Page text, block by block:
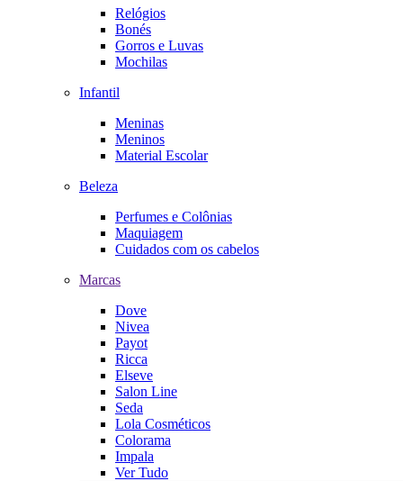
Relógios
Bonés
Gorros e Luvas
Mochilas
Infantil
Meninas
Meninos
Material Escolar
Beleza
Perfumes e Colônias
Maquiagem
Cuidados com os cabelos
Marcas
Dove
Nivea
Payot
Ricca
Elseve
Salon Line
Seda
Lola Cosméticos
Colorama
Impala
Ver Tudo